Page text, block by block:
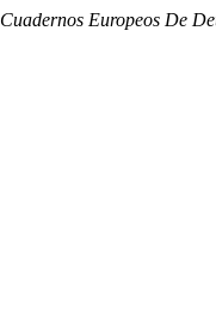
Cuadernos Europeos De